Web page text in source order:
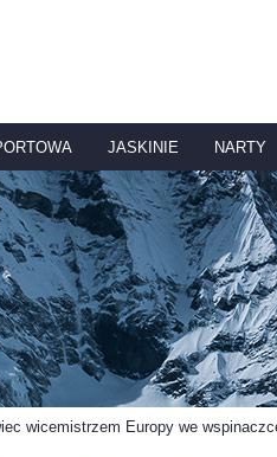
JASKINIE NARTY
wicemistrzem Europy we